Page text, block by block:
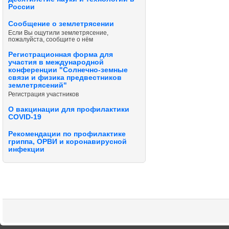
России
Сообщение о землетрясении
Если Вы ощутили землетрясение,
пожалуйста, сообщите о нём
Регистрационная форма для
участия в международной
конференции "Солнечно-земные
связи и физика предвестников
землетрясений"
Регистрация участников
О вакцинации для профилактики
COVID-19
Рекомендации по профилактике
гриппа, ОРВИ и коронавирусной
инфекции